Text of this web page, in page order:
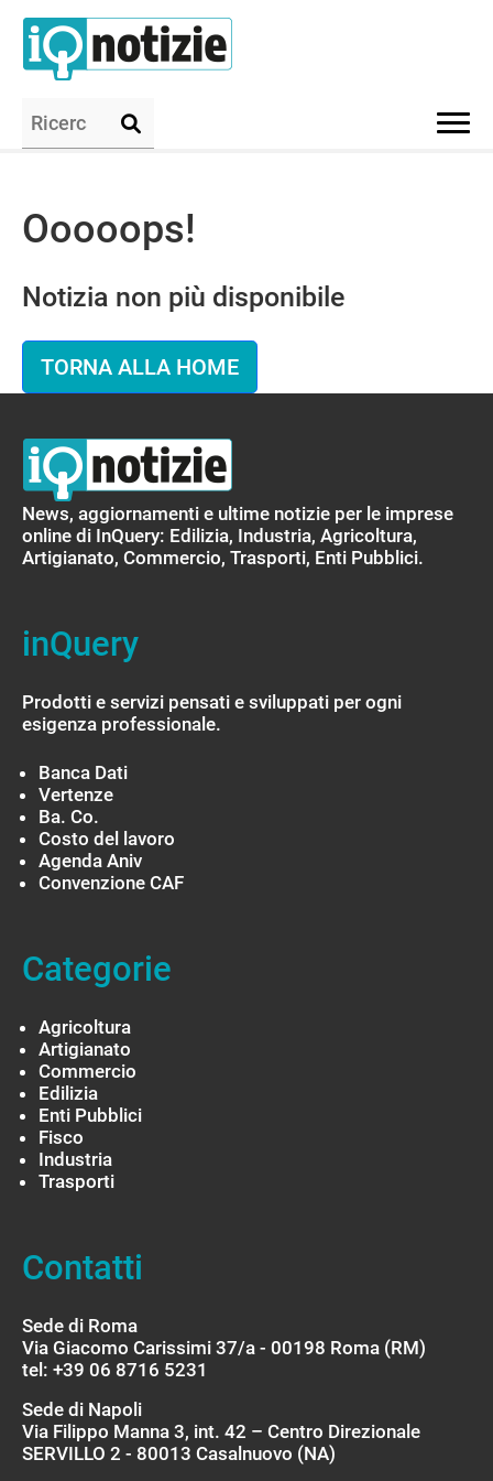
Ooooops!
Notizia non più disponibile
TORNA ALLA HOME
IQ Notizie
News, aggiornamenti e ultime notizie per le imprese
online di InQuery: Edilizia, Industria, Agricoltura,
Artigianato, Commercio, Trasporti, Enti Pubblici.
inQuery
Prodotti e servizi pensati e sviluppati per ogni
esigenza professionale.
Banca Dati
Vertenze
Ba. Co.
Costo del lavoro
Agenda Aniv
Convenzione CAF
Categorie
Agricoltura
Artigianato
Commercio
Edilizia
Enti Pubblici
Fisco
Industria
Trasporti
Contatti
Sede di Roma
Via Giacomo Carissimi 37/a - 00198 Roma (RM)
tel: +39 06 8716 5231
Sede di Napoli
Via Filippo Manna 3, int. 42 – Centro Direzionale
SERVILLO 2 - 80013 Casalnuovo (NA)